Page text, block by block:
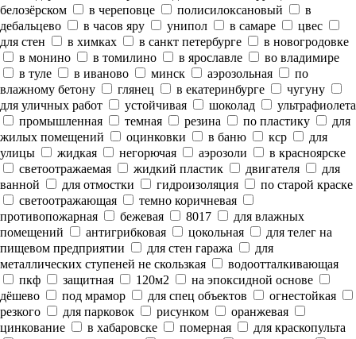
белозёрском
в череповце полисилоксановый
в
дебальцево
в часов яру унипол в самаре
цвес
для стен
в химках в санкт петербурге
в новогродовке
в монино
в томилино в ярославле
во владимире
в туле
в иваново минск аэрозольная
по
влажному бетону
глянец в екатеринбурге
чугуну
для уличных работ
устойчивая шоколад
ультрафиолета
промышленная
темная резина по пластику
для
жилых помещений
оцинковки в баню кср
для
улицы
жидкая негорючая аэрозоли
в красноярске
светоотражаемая
жидкий пластик двигателя
для
ванной
для отмостки гидроизоляция
по старой краске
светоотражающая
темно коричневая
противопожарная
бежевая 8017
для влажных
помещений
антигрибковая цокольная
для телег на
пищевом предприятии
для стен гаража
для
металлических ступеней не скользкая
водоотталкивающая
пкф
защитная 120м2
на эпоксидной основе
дёшево
под мрамор для спец объектов
огнестойкая
резкого
для парковок рисунком
оранжевая
цинкование
в хабаровске померная
для краскопульта